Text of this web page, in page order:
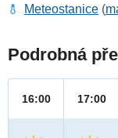
Meteostanice (
Podrobná
16:00 17:00